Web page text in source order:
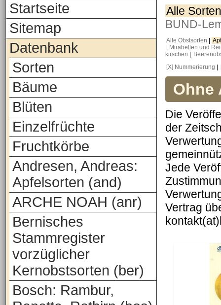
Startseite
Sitemap
Datenbank
Sorten
Bäume
Blüten
Einzelfrüchte
Fruchtkörbe
Andresen, Andreas:
Apfelsorten (and)
ARCHE NOAH (anr)
Bernisches
Stammregister
vorzüglicher
Kernobstsorten (ber)
Bosch: Rambur,
Alle
BUND-
Alle Obstsorten
Mirabellen und
kirschen
[X] Nummerierung
Ohne
Die
der
Jede
Vertrag